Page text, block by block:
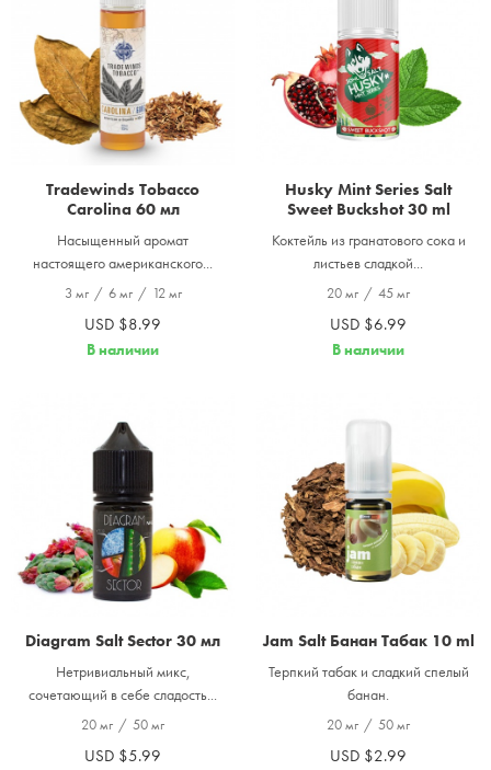
Tradewinds Tobacco
Carolina 60 мл
Насыщенный аромат
настоящего американского...
3 мг / 6 мг / 12 мг
USD $8.99
В наличии
Husky Mint Series Salt
Sweet Buckshot 30 ml
Коктейль из гранатового сока и
листьев сладкой...
20 мг / 45 мг
USD $6.99
В наличии
Diagram Salt Sector 30 мл
Нетривиальный микс,
сочетающий в себе сладость...
20 мг / 50 мг
USD $5.99
Jam Salt Банан Табак 10 ml
Терпкий табак и сладкий спелый
банан.
20 мг / 50 мг
USD $2.99